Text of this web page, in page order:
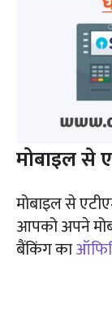
मोबाइल से
मोबाइल से
आपको अपने
बैंकिंग का